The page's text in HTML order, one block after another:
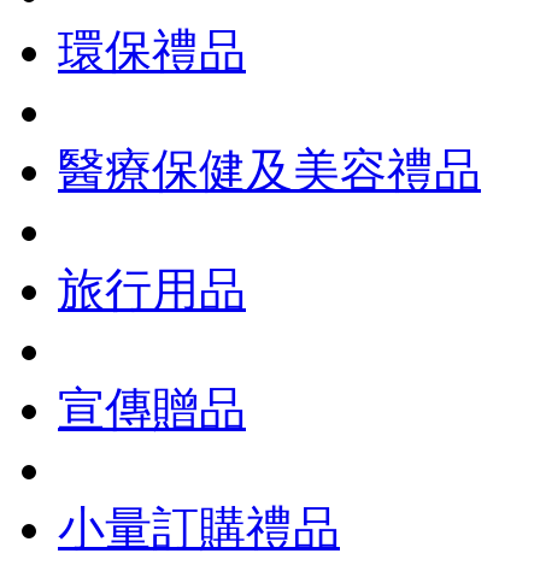
環保禮品
醫療保健及美容禮品
旅行用品
宣傳贈品
小量訂購禮品